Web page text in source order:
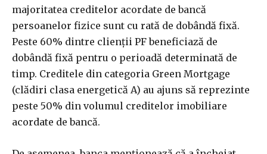
majoritatea creditelor acordate de bancă
persoanelor fizice sunt cu rată de dobândă fixă.
Peste 60% dintre clienţii PF beneficiază de
dobândă fixă pentru o perioadă determinată de
timp. Creditele din categoria Green Mortgage
(clădiri clasa energetică A) au ajuns să reprezinte
peste 50% din volumul creditelor imobiliare
acordate de bancă.